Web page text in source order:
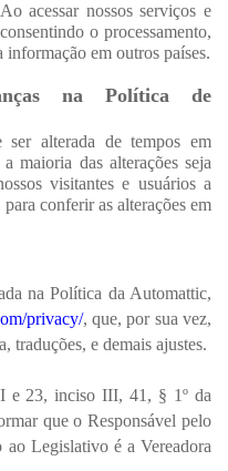
acessar nossos serviços e
o processamento,
informação em outros países.
na Política de
ser alterada de tempos em
maioria das alterações seja
visitantes e usuários a
conferir as alterações em
na Política da Automattic,
privacy/, que, por sua vez,
traduções, e demais ajustes.
e 23, inciso III, 41, § 1º da
que o Responsável pelo
ao Legislativo é a Vereadora